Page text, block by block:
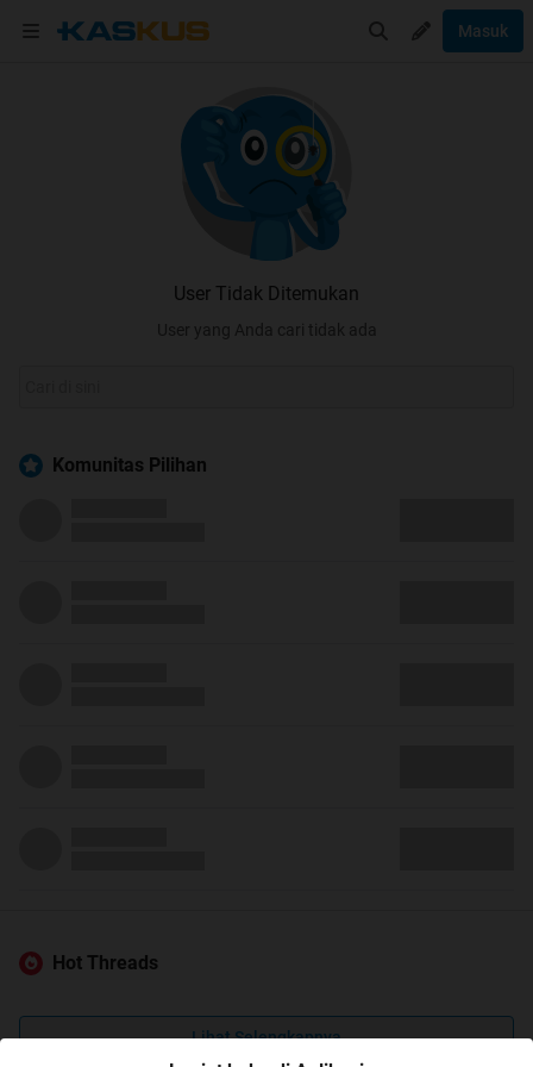
Masuk
User Tidak Ditemukan
User yang Anda cari tidak ada
Komunitas Pilihan
Hot Threads
Lihat Selengkapnya